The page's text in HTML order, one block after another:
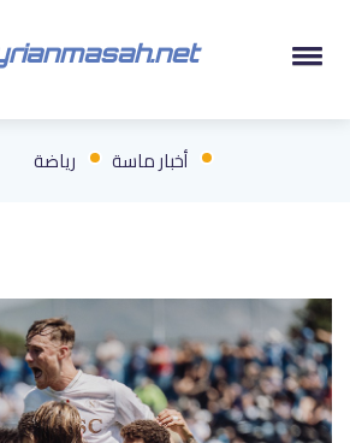
أخبار ماسة رياضة